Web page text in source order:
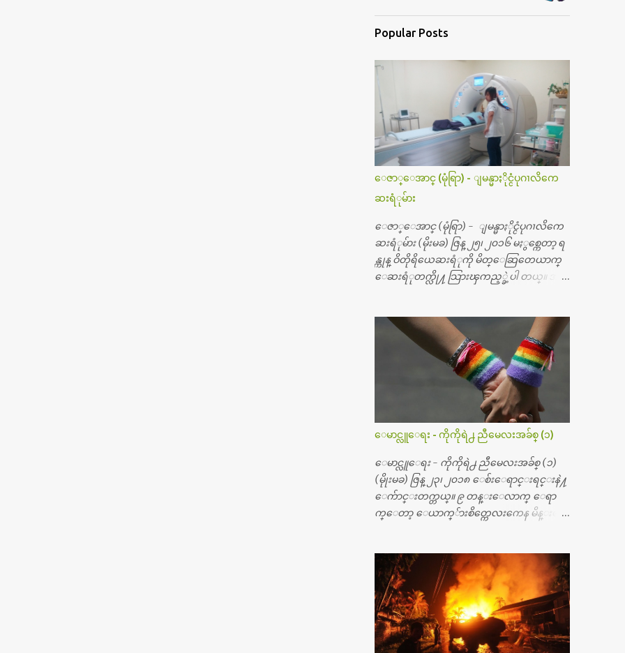
Popular Posts
ေဇာ္ေအာင္ (မုံရြာ) - ျမန္မာႏိုင္ငံပုဂၢလိကေ
ဆးရံုမ်ား
ေဇာ္ေအာင္ (မုံရြာ) - ျမန္မာႏိုင္ငံပုဂၢလိကေ
ဆးရံုမ်ား (မိုးမခ) ဇြန္ ၂၅၊ ၂၀၁၆ မႏွစ္ကေတာ့ ရ
န္ကုန္ ဝိတိုရိယေဆးရံုကို မိတ္ေဆြတေယာက္
ေဆးရံုတက္လို႔ သြားၾကည့္ခဲ့ပါ တယ္။ အရ
မ္းသြားလို႔ အရိုးအစားထိုးကုသျခင္း လုပ္ပါ
တယ္။ အရိုးအထူးကု ဆရာဝန္က ဝိတိုရိယေဟာ္တ
ယ္လိုအခန္းမွာ တရက္ က်ပ္ ၃ ေသာင္းနဲ႔ေနေ
စၿပီး၊ အာရွေတာ္ဝင္ခြဲစိတ္ခန္းကို ငွားရမ္းခြဲစိ
တ္ အရိုးအစားထိုးကုပါတယ္။ ေဆးစစ္၊ေဆး
ဝယ္၊ ခြဲစိတ္ကု၊ အရိုးအစားထိုးပစၥည္း စတဲ့စရိ
တ္ေတြနဲ႔ေဆးရံုမွာ ၂ ပတ္ေနထိုင္စရိတ္ သိ
န္း ၇၀ ေလာက္ ကုန္သြားပါတယ္။ သူငယ္ခ်င္းျ
ဖစ္သူကို လာေတြ႔ရင္း ဟိုတယ္လို သန္႔ရွင္း
သပ္ရပ္တဲ့ ဝိတိုရိယေဆးရံုမွာ စီတီစကင္ နဲ႔ အမ္အာ
အိုင္1 စက္ခန္းကိုေတြ႔လို႔ေမးၾကည့္ေ
တာ့ တခါစမ္းရင္ က်ပ္တသိန္းေက်ာ္ က်သင့္တ
ကီးေတြနဲ႔ စမ္းသပ္ရပါတယ္။ ခႏၱာကိုယ္အစိတ္ပို
င္း ကလီစာေတြကိုၾကည့္ရႈတဲ့ အာလထ
ရာေဆာင္း2 စက္ေတြကေတာ့ ေစ်းသိပ္မႀ
ကီးလို႔ ျမန္မာျပည္ေဆးရံုတိုင္းရွိပါတယ္။
တစ္ခါစမ္းရင္ က်ပ္တစ္ေသာင္းေလာက္ က်သ
င့္ပါတယ္။ စာေရးသူ လြန္ခဲ့တဲ့ (၂)...
ေမာင္လူေရး - ကိုကိုရဲ႕ ညီမေလးအခ်စ္ (၁)
ေမာင္လူေရး - ကိုကိုရဲ႕ ညီမေလးအခ်စ္ (၁)
(မိုုးမခ) ဇြန္ ၂၃၊ ၂၀၁၈ ေစ်းေရာင္းရင္းနဲ႔
ေက်ာင္းတက္တယ္။ ၉ တန္းေလာက္ ေရာ
က္ေတာ့ ေယာက္်ားစိတ္ကေလးကေန မိန္းမစိ
တာေပါ့။ မိန္းကေလး အေပါင္းအသင္းလ
ည္း မ်ားတယ္။ ငယ္ငယ္တုန္းကေတာ့ အမေတြနဲ႔
ေနတာဆုိေတာ့ သနပ္ခါးေလးေတြ လိမ္း
တယ္။ ပန္းပန္တယ္။ မိန္းကေလး အဝတ္အစားေ
တြကိုလည္း ခုိးဝတ္တယ္။ မိန္းမစိတ္ရွိေတာ့
ရွိေပမယ့္ ကိုယ့္ကိုယ္ကို မိန္းမစိတ္ေပါက္မွန္း